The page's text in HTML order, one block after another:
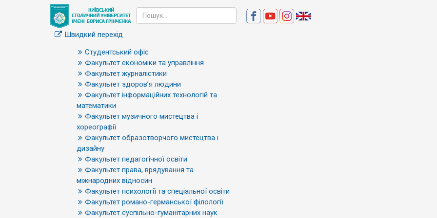
Швидкий перехід
Студентський офіс
Факультет економіки та управління
Факультет журналістики
Факультет здоров’я людини
Факультет інформаційних технологій та
математики
Факультет музичного мистецтва і
хореографії
Факультет образотворчого мистецтва і
дизайну
Факультет педагогічної освіти
Факультет права, врядування та
міжнародних відносин
Факультет психології та спеціальної освіти
Факультет романо-германської філології
Факультет суспільно-гуманітарних наук